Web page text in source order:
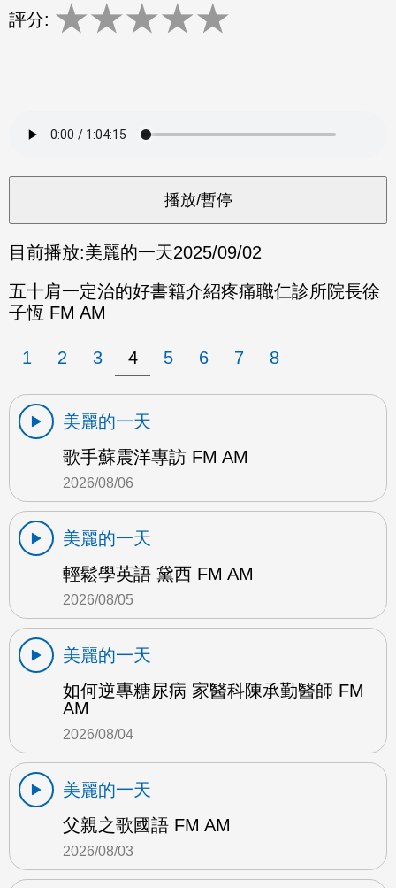
評分: ★★★★★
目前播放:美麗的一天2025/09/02
五十肩一定治的好書籍介紹疼痛職仁診所院長徐
子恆 FM AM
1 2 3 4 5 6 7 8
美麗的一天
歌手蘇震洋專訪 FM AM
2026/08/06
美麗的一天
輕鬆學英語 黛西 FM AM
2026/08/05
美麗的一天
如何逆專糖尿病 家醫科陳承勤醫師 FM
AM
2026/08/04
美麗的一天
父親之歌國語 FM AM
2026/08/03